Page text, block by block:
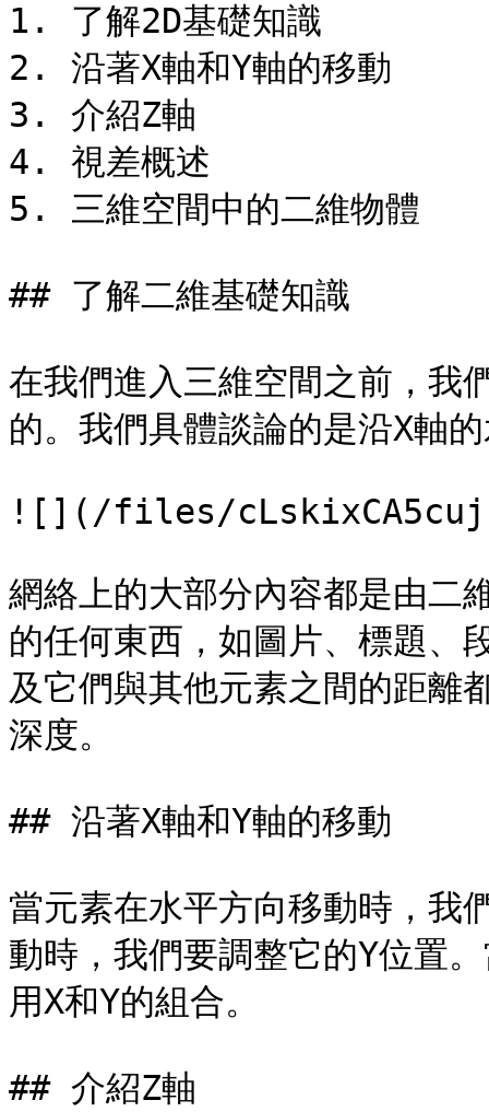
1. 了解2D基礎知識
2. 沿著X軸和Y軸的移動
3. 介紹Z軸
4. 視差概述
5. 三維空間中的二維物體
## 了解二維基礎知識
在我們進入三維空間之前，我
的。我們具體談論的是沿X軸
![](/files/
網絡上的大部分內容都是由二
的任何東西，如圖片、標題、
及它們與其他元素之間的距離
深度。
## 沿著X軸和Y軸的移動
當元素在水平方向移動時，我
動時，我們要調整它的Y位置
用X和Y的組合。
## 介紹Z軸